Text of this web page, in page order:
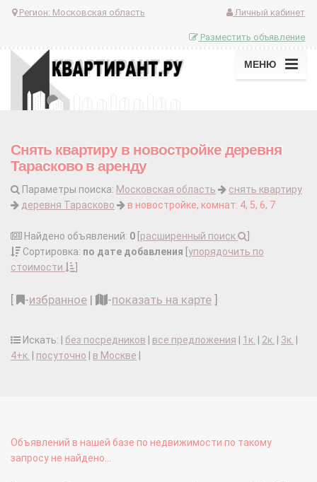
Регион: Московская область Личный кабинет
Разместить объявление
МЕНЮ
Снять квартиру в новостройке деревня
Тарасково в аренду
Параметры поиска: Московская область
снять квартиру
деревня Тарасково
в новостройке, комнат: 4, 5, 6, 7
Найдено объявлений: 0 расширенный поиск
Сортировка: по дате добавления упорядочить по
стоимости
-избранное | -показать на карте
Искать: | без посредников все предложения 1к. 2к. 3к.
4+к.
посуточно в Москве
Объявлений в нашей базе по недвижимости по такому
запросу не найдено...